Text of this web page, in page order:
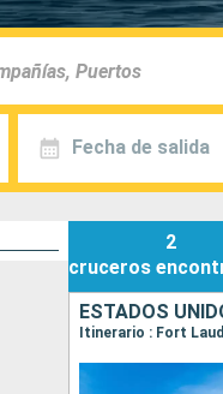
Fecha de salida
2
cruceros
ESTADOS
Itinerario : Fort